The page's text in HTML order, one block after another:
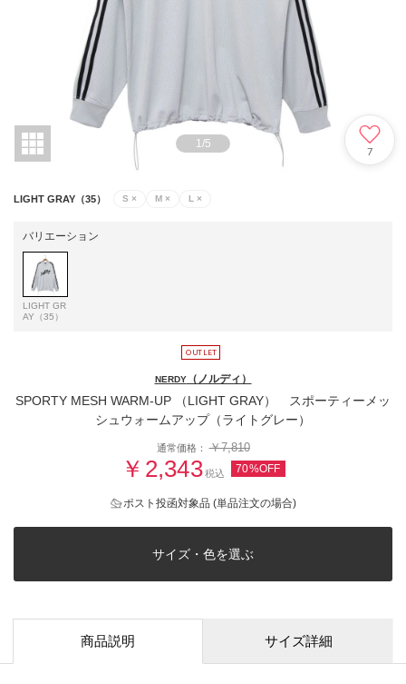
1/5
7
LIGHT GRAY（35） S × M × L ×
バリエーション
LIGHT GR
AY（35）
NERDY（ノルディ）
SPORTY MESH WARM-UP （LIGHT GRAY） スポーティーメッ
シュウォームアップ（ライトグレー）
通常価格：￥7,810
￥2,343税込 70%OFF
ポスト投函対象品 (単品注文の場合)
サイズ・色を選ぶ
商品説明 サイズ詳細